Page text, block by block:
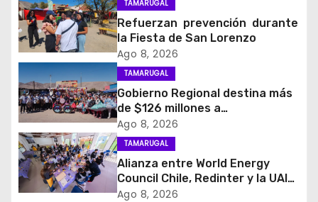
c
i
ó
n
d
e
TAMARUGAL
Refuerzan prevención durante
la Fiesta de San Lorenzo
Ago 8, 2026
TAMARUGAL
Gobierno Regional destina más
de $126 millones a
organizaciones de la Fiesta de
San Lorenzo de Tarapacá
Ago 8, 2026
TAMARUGAL
Alianza entre World Energy
Council Chile, Redinter y la UAI
llevó el programa Kids in Energy
Ago 8, 2026